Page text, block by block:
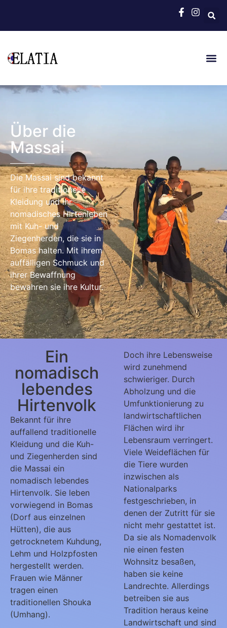
Über die
Massai
Die Massai sind bekannt
für ihre traditionelle
Kleidung und ihr
nomadisches Hirtenleben
mit Kuh- und
Ziegenherden, die sie in
Bomas halten. Mit ihrem
auffälligen Schmuck und
ihrer Bewaffnung
bewahren sie ihre Kultur.
Ein
nomadisch
lebendes
Hirtenvolk
Bekannt für ihre
auffallend traditionelle
Kleidung und die Kuh-
und Ziegenherden sind
die Massai ein
nomadisch lebendes
Hirtenvolk. Sie leben
vorwiegend in Bomas
(Dorf aus einzelnen
Hütten), die aus
getrocknetem Kuhdung,
Lehm und Holzpfosten
hergestellt werden.
Frauen wie Männer
tragen einen
traditionellen Shouka
(Umhang).
Doch ihre Lebensweise
wird zunehmend
schwieriger. Durch
Abholzung und die
Umfunktionierung zu
landwirtschaftlichen
Flächen wird ihr
Lebensraum verringert.
Viele Weideflächen für
die Tiere wurden
inzwischen als
Nationalparks
festgeschrieben, in
denen der Zutritt für sie
nicht mehr gestattet ist.
Da sie als Nomadenvolk
nie einen festen
Wohnsitz besaßen,
haben sie keine
Landrechte. Allerdings
betreiben sie aus
Tradition heraus keine
Landwirtschaft und sind